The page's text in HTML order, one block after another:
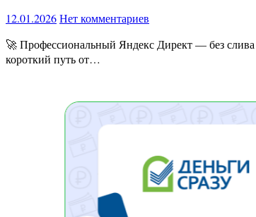
12.01.2026Нет комментариев
🚀 Профессиональный Яндекс Директ — без слива бюджета Сегодня в Директе зарабатывают не те, кто «крутит кнопки»,а те, кто понимает систему, аукцион и стратегии. Этот курс —
короткий путь от…